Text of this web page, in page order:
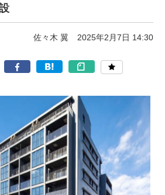
佐々木 翼 2025年2月7日 14:30